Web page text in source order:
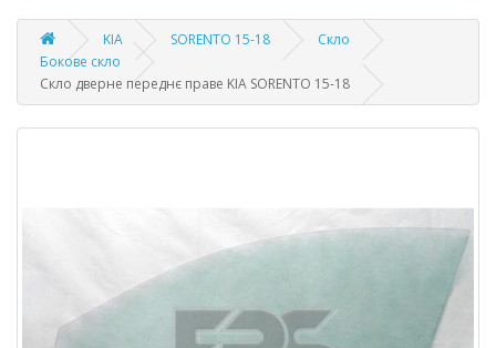
KIA SORENTO 15-18
Скло
Бокове скло
Скло дверне переднє праве KIA SORENTO 15-18